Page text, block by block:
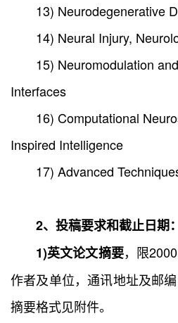
13) Neurodegenerative
14) Neural Injury,
15) Neuromodulation
Interfaces
16) Computational
Inspired Intelligence
17) Advanced
2、投稿要求和截止日期：
1)英文论文摘要，限
作者及单位，通讯地址及邮
摘要格式见附件。